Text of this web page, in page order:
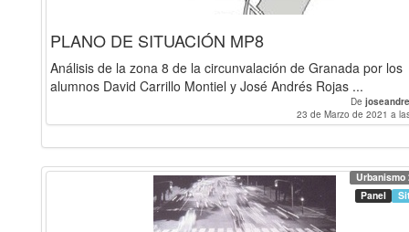
PLANO DE SITUACIÓN MP8
Análisis de la zona 8 de la circunvalación de Granada por los
alumnos David Carrillo Montiel y José Andrés Rojas ...
De
23 de Marzo de 2021 a
Urbanismo
Panel